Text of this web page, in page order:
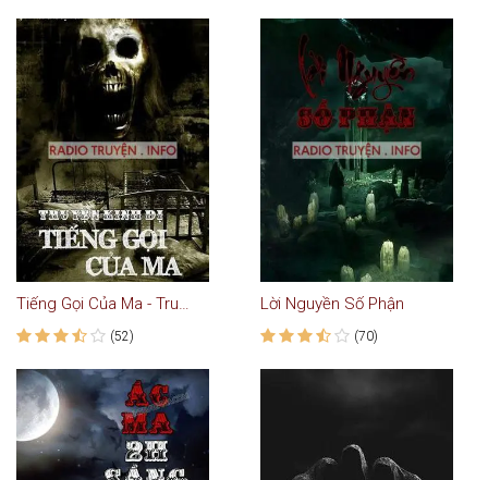
Tiếng Gọi Của Ma - Truyện Kinh Dị
(52)
Lời Nguyền Số Phận
(70)